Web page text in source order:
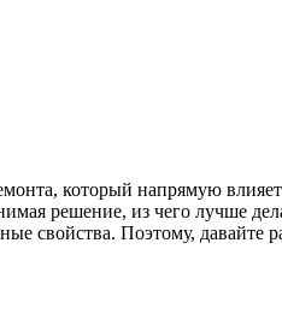
который напрямую
решение, из чего лучше
свойства. Поэтому,